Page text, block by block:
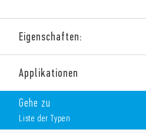
Eigenschaften:
Stromstoßschalter,
Für die Wandeinbaudose
3 verschiedene Schaltfolgen
Für AC-Ansteuerung
1 oder 2
Applikationen
Gehe zu
Liste der Typen